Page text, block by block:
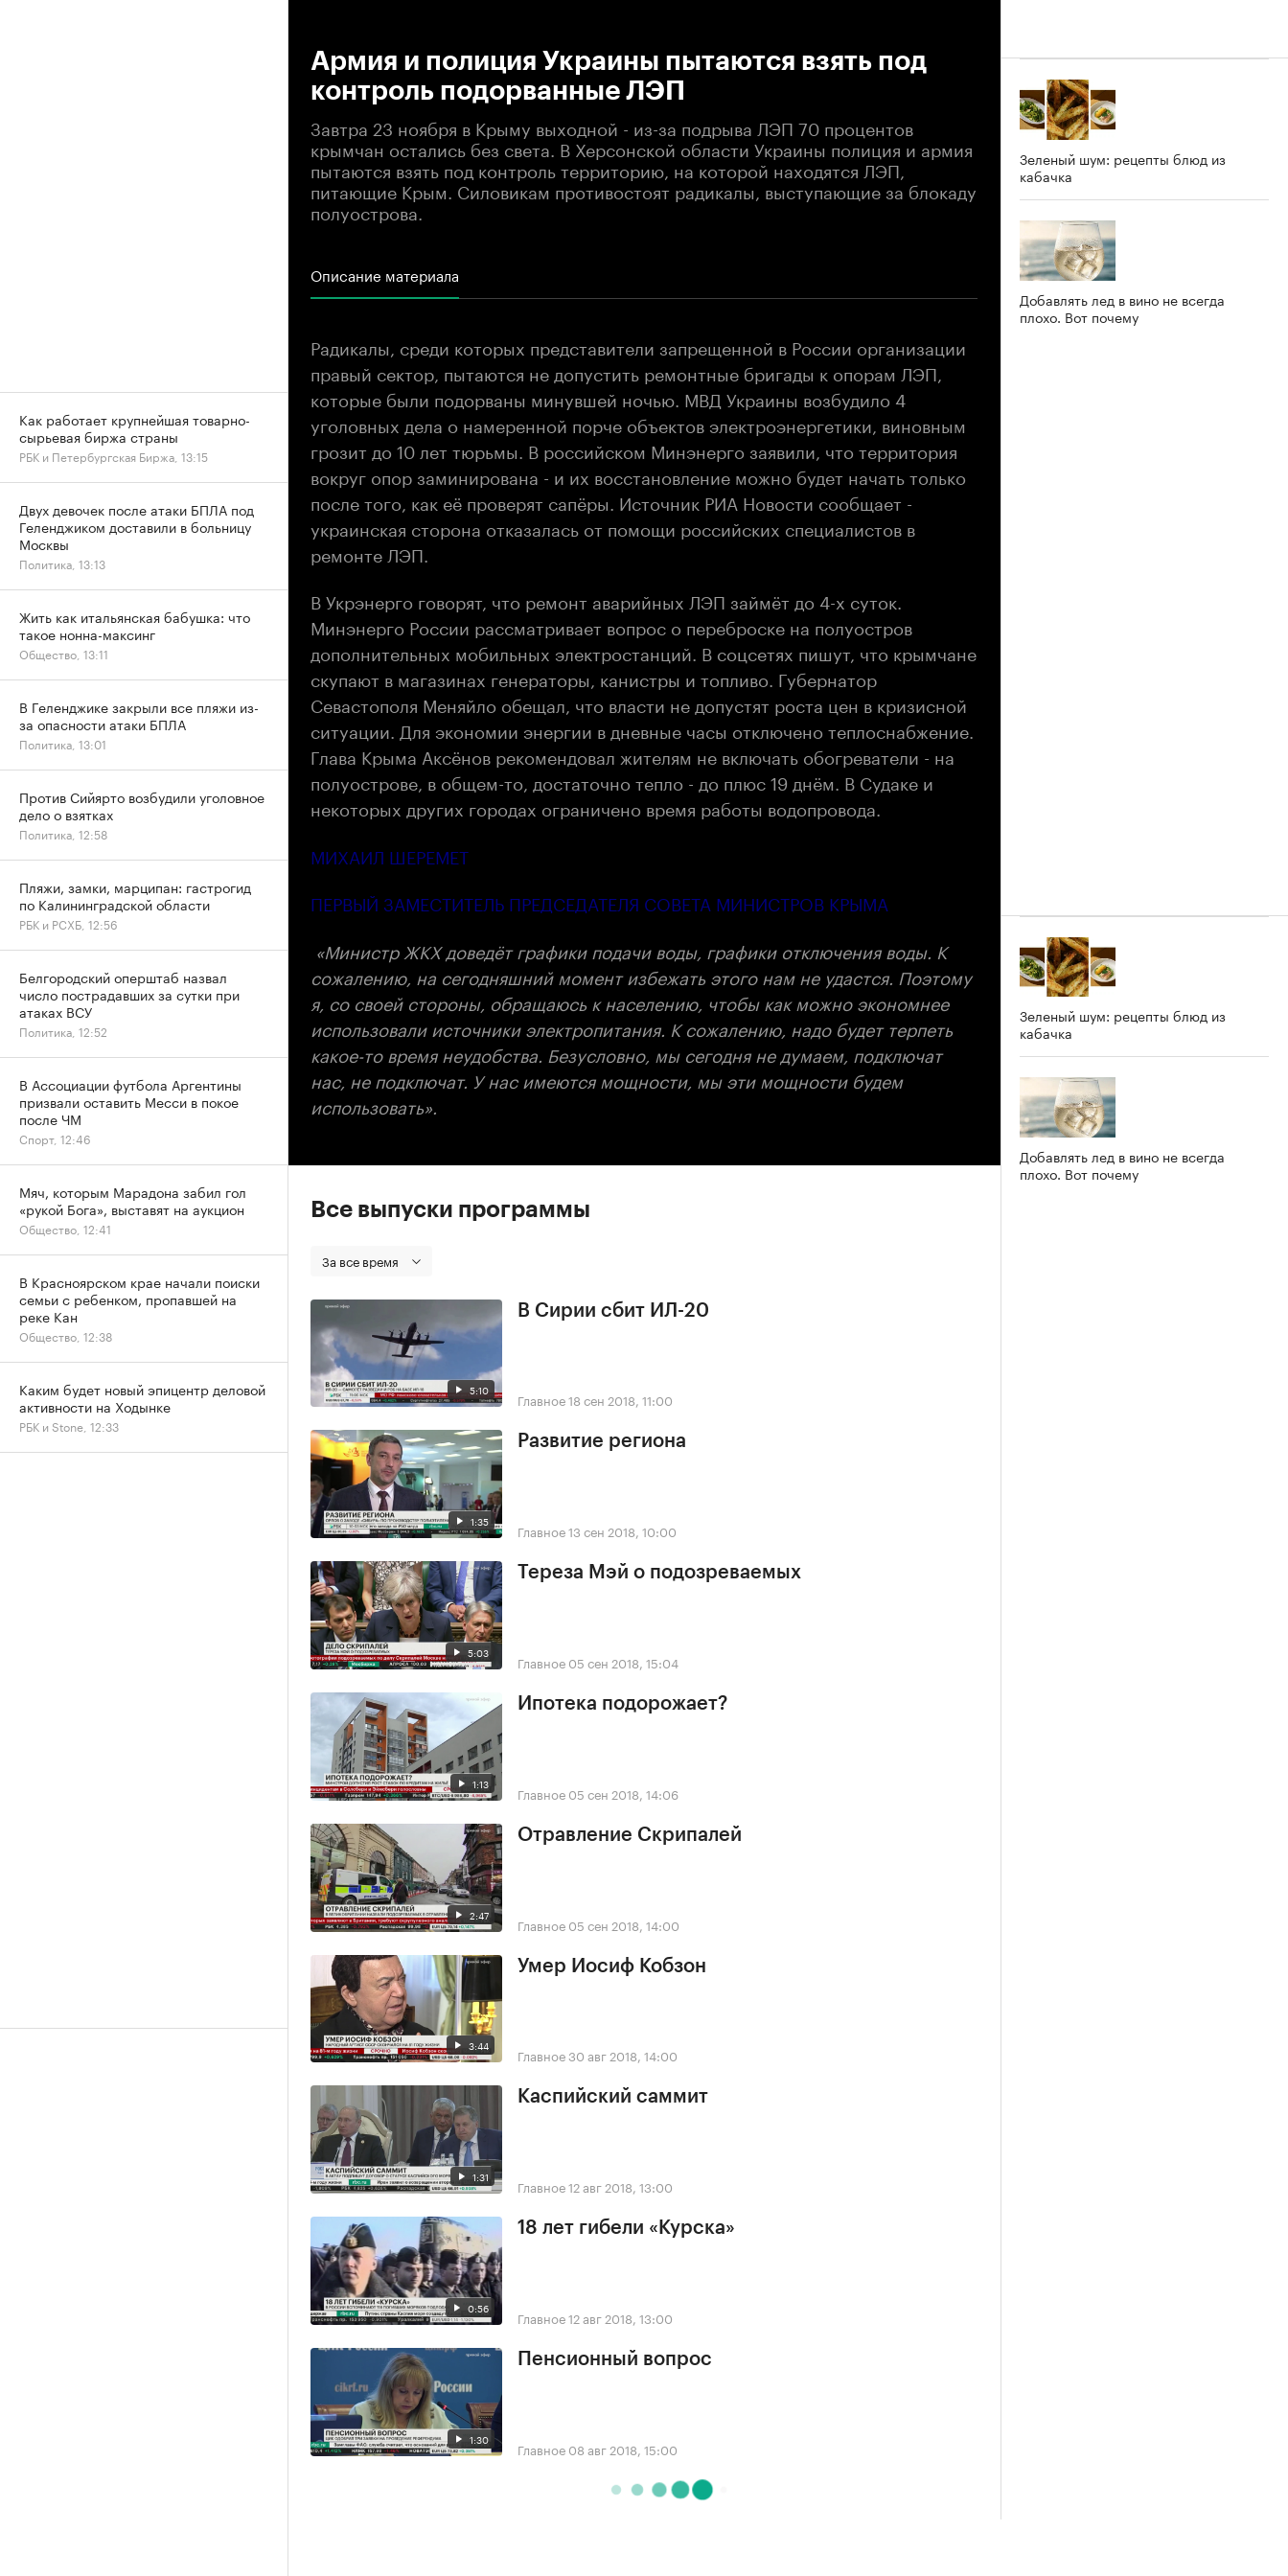
Армия и полиция Украины пытаются взять под
контроль подорванные ЛЭП
Завтра 23 ноября в Крыму выходной - из-за подрыва ЛЭП 70 процентов
крымчан остались без света. В Херсонской области Украины полиция и армия
пытаются взять под контроль территорию, на которой находятся ЛЭП,
питающие Крым. Силовикам противостоят радикалы, выступающие за блокаду
полуострова.
Описание материала
Радикалы, среди которых представители запрещенной в России организации
правый сектор, пытаются не допустить ремонтные бригады к опорам ЛЭП,
которые были подорваны минувшей ночью. МВД Украины возбудило 4
уголовных дела о намеренной порче объектов электроэнергетики, виновным
грозит до 10 лет тюрьмы. В российском Минэнерго заявили, что территория
вокруг опор заминирована - и их восстановление можно будет начать только
после того, как её проверят сапёры. Источник РИА Новости сообщает -
украинская сторона отказалась от помощи российских специалистов в
ремонте ЛЭП.
В Укрэнерго говорят, что ремонт аварийных ЛЭП займёт до 4-х суток.
Минэнерго России рассматривает вопрос о переброске на полуостров
дополнительных мобильных электростанций. В соцсетях пишут, что крымчане
скупают в магазинах генераторы, канистры и топливо. Губернатор
Севастополя Меняйло обещал, что власти не допустят роста цен в кризисной
ситуации. Для экономии энергии в дневные часы отключено теплоснабжение.
Глава Крыма Аксёнов рекомендовал жителям не включать обогреватели - на
полуострове, в общем-то, достаточно тепло - до плюс 19 днём. В Судаке и
некоторых других городах ограничено время работы водопровода.
МИХАИЛ ШЕРЕМЕТ
ПЕРВЫЙ ЗАМЕСТИТЕЛЬ ПРЕДСЕДАТЕЛЯ СОВЕТА МИНИСТРОВ КРЫМА
«Министр ЖКХ доведёт графики подачи воды, графики отключения воды. К
сожалению, на сегодняшний момент избежать этого нам не удастся. Поэтому
я, со своей стороны, обращаюсь к населению, чтобы как можно экономнее
использовали источники электропитания. К сожалению, надо будет терпеть
какое-то время неудобства. Безусловно, мы сегодня не думаем, подключат
нас, не подключат. У нас имеются мощности, мы эти мощности будем
использовать».
Все выпуски программы
За все время
5:10
В Сирии сбит ИЛ-20
Главное18 сен 2018, 11:00
1:35
Развитие региона
Главное13 сен 2018, 10:00
5:03
Тереза Мэй о подозреваемых
Главное 05 сен 2018, 15:04
1:13
Ипотека подорожает?
Главное 05 сен 2018, 14:06
2:47
Отравление Скрипалей
Главное 05 сен 2018, 14:00
3:44
Умер Иосиф Кобзон
Главное30 авг 2018, 14:00
1:31
Каспийский саммит
Главное12 авг 2018, 13:00
0:56
18 лет гибели «Курска»
Главное12 авг 2018, 13:00
1:30
Пенсионный вопрос
Главное 08 авг 2018, 15:00
Зеленый шум: рецепты блюд из
кабачка
Добавлять лед в вино не всегда
плохо. Вот почему
Зеленый шум: рецепты блюд из
кабачка
Добавлять лед в вино не всегда
плохо. Вот почему
Как работает крупнейшая товарно-
сырьевая биржа страны
РБК и Петербургская Биржа, 13:15
Двух девочек после атаки БПЛА под
Геленджиком доставили в больницу
Москвы
Политика, 13:13
Жить как итальянская бабушка: что
такое нонна-максинг
Общество, 13:11
В Геленджике закрыли все пляжи из-
за опасности атаки БПЛА
Политика, 13:01
Против Сийярто возбудили уголовное
дело о взятках
Политика, 12:58
Пляжи, замки, марципан: гастрогид
по Калининградской области
РБК и РСХБ, 12:56
Белгородский оперштаб назвал
число пострадавших за сутки при
атаках ВСУ
Политика, 12:52
В Ассоциации футбола Аргентины
призвали оставить Месси в покое
после ЧМ
Спорт, 12:46
Мяч, которым Марадона забил гол
«рукой Бога», выставят на аукцион
Общество, 12:41
В Красноярском крае начали поиски
семьи с ребенком, пропавшей на
реке Кан
Общество, 12:38
Каким будет новый эпицентр деловой
активности на Ходынке
РБК и Stone, 12:33